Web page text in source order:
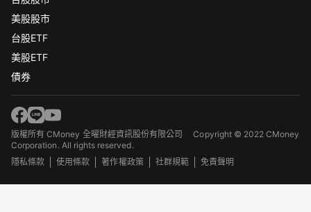
美股股市
台股ETF
美股ETF
債券
版權所有 CMoney 全曜財經資訊股份有限公司Copyright © 2022 CMoney
Corporation. All rights reserved.
隱私條款
使用條款 著作權政策 社群規範 免責聲明